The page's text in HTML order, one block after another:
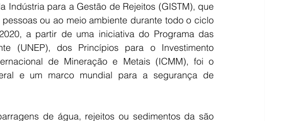
Indústria para a Gestão de Rejeitos (GISTM), que
ou ao meio ambiente durante todo o ciclo
a partir de uma iniciativa do Programa das
(UNEP), dos Princípios para o Investimento
de Mineração e Metais (ICMM), foi o
e um marco mundial para a segurança de
de água, rejeitos ou sedimentos da são